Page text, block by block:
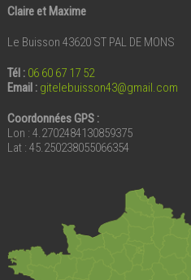
Claire et Maxime
Le Buisson 43620 ST PAL DE MONS
Tél : 06 60 67 17 52
Email : gitelebuisson43@gmail.com
Coordonnées GPS :
Lon : 4.2702484130859375
Lat : 45.250238055066354